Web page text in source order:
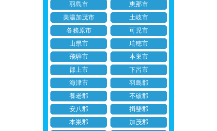
羽島市
恵那市
美濃加茂市
土岐市
各務原市
可児市
山県市
瑞穂市
飛騨市
本巣市
郡上市
下呂市
海津市
羽島郡
養老郡
不破郡
安八郡
揖斐郡
本巣郡
加茂郡